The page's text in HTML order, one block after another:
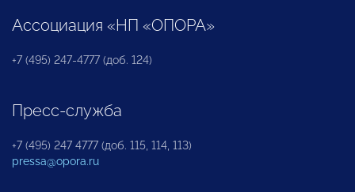
Ассоциация «НП «ОПОРА»
+7 (495) 247-4777 (доб. 124)
Пресс-служба
+7 (495) 247 4777 (доб. 115, 114, 113)
pressa@opora.ru